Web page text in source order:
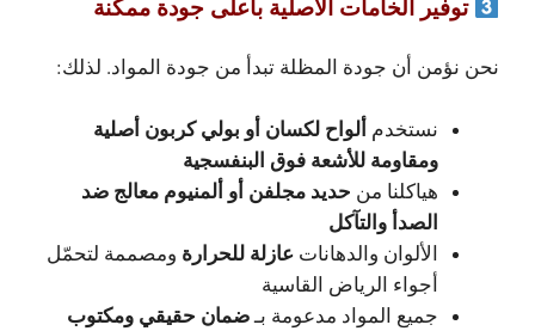
توفير الخامات الأصلية بأعلى جودة ممكنة
نحن نؤمن أن جودة المظلة تبدأ من جودة المواد. لذلك:
نستخدم ألواح لكسان أو بولي كربون أصلية
ومقاومة للأشعة فوق البنفسجية
هياكلنا من حديد مجلفن أو ألمنيوم معالج ضد
الصدأ والتآكل
الألوان والدهانات عازلة للحرارة ومصممة لتحمّل
أجواء الرياض القاسية
جميع المواد مدعومة بـضمان حقيقي ومكتوب